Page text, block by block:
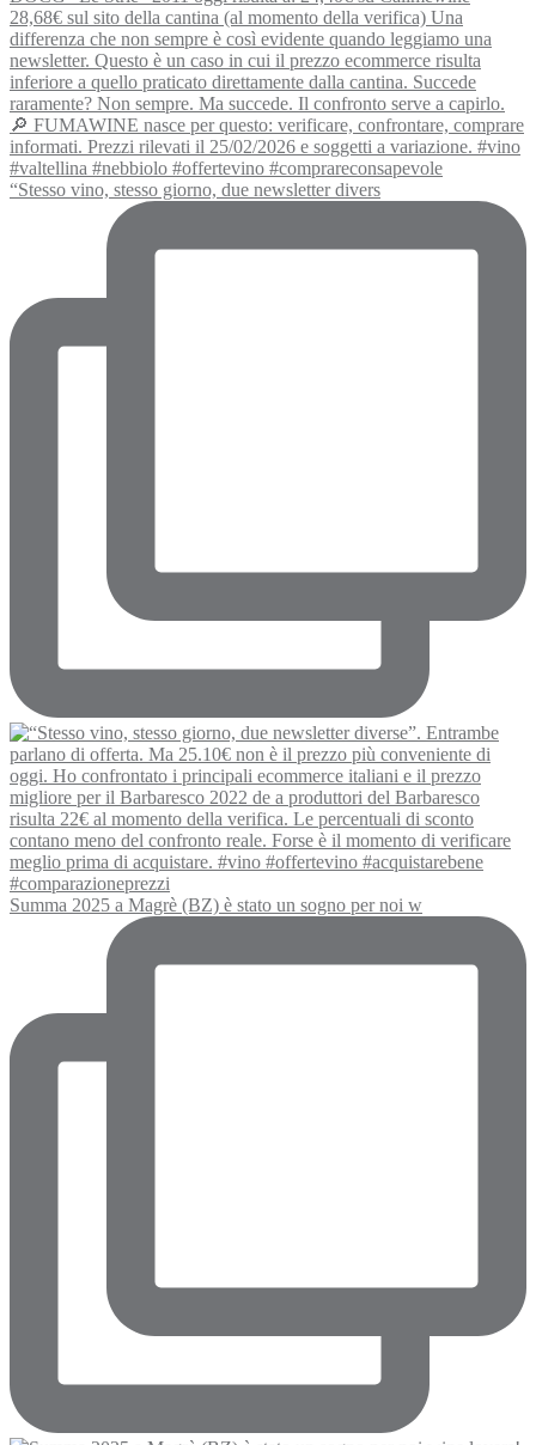
“Stesso vino, stesso giorno, due newsletter divers
Summa 2025 a Magrè (BZ) è stato un sogno per noi w